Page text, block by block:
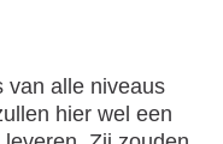
alle niveaus
hier wel een